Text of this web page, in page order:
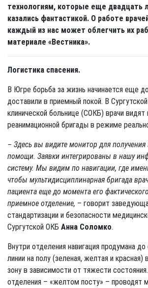
технологиям, которые еще двадцать
казались фантастикой. О работе
каждый из нас может облегчить их
материале «Вестника».
Логистика спасения.
В Югре борьба за жизнь начинается еще
доставили в приемный покой. В
клинической больнице (СОКБ) врачи
реанимационной бригады в режиме
– Здесь вы видите монитор для получения
помощи. Заявки интегрированы в нашу
систему. Мы видим по навигации, где
чтобы мультидисциплинарная бригада
пациента еще до момента его
приемное отделение, – говорит
стандартизации и безопасности
Сургутской ОКБ Анна Соломко.
Внутри отделения навигация продумана
линии на полу (зеленая, желтая и
зону в зависимости от тяжести
отделения – «желтом посту» – проводят